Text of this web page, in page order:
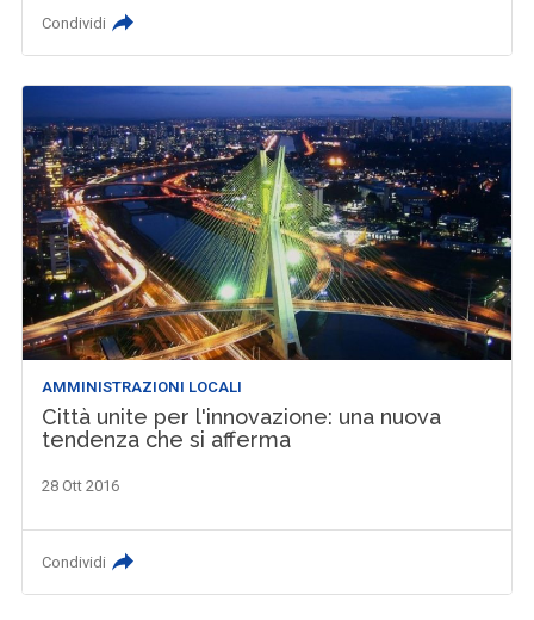
Condividi
AMMINISTRAZIONI LOCALI
Città unite per l'innovazione: una nuova
tendenza che si afferma
28 Ott 2016
Condividi